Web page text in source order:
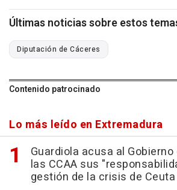
Últimas noticias sobre estos
Diputación de Cáceres
Contenido patrocinado
Lo más leído en Extremadura
Guardiola acusa al
las CCAA sus
gestión de la crisis de Ceuta